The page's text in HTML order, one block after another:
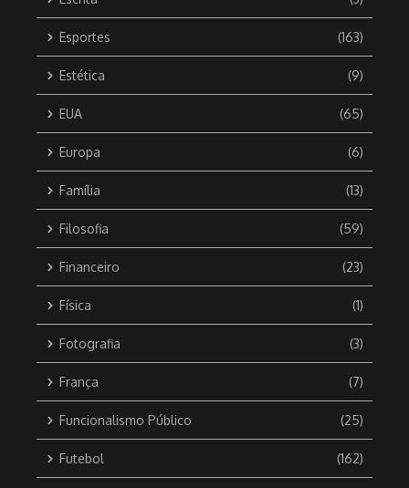
Esportes (163)
Estética (9)
EUA (65)
Europa (6)
Família (13)
Filosofia (59)
Financeiro (23)
Física (1)
Fotografia (3)
França (7)
Funcionalismo Público (25)
Futebol (162)